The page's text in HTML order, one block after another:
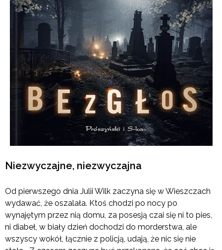
Niezwyczajne, niezwyczajna
Od pierwszego dnia Julii Wilk zaczyna się w Wieszczach
wydawać, że oszalała. Ktoś chodzi po nocy po
wynajętym przez nią domu, za posesją czai się ni to pies,
ni diabeł, w biały dzień dochodzi do morderstwa, ale
wszyscy wokół, łącznie z policją, udają, że nic się nie